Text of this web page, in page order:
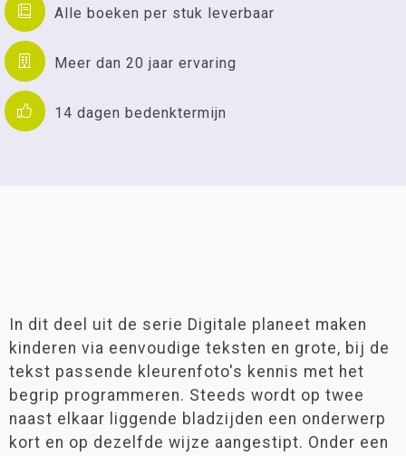
Alle boeken per stuk leverbaar
Meer dan 20 jaar ervaring
14 dagen bedenktermijn
In dit deel uit de serie Digitale planeet maken
kinderen via eenvoudige teksten en grote, bij de
tekst passende kleurenfoto's kennis met het
begrip programmeren. Steeds wordt op twee
naast elkaar liggende bladzijden een onderwerp
kort en op dezelfde wijze aangestipt. Onder een